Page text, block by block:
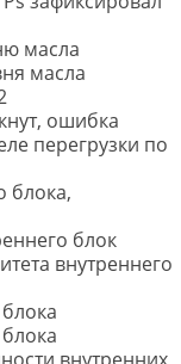
масла
масла
ошибка
перегрузки по
блока,
блок
внутреннего